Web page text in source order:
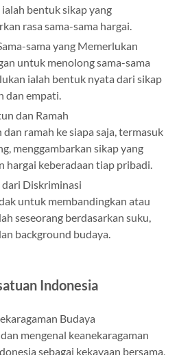
bentuk sikap yang
rasa sama-sama hargai.
sama yang Memerlukan
untuk menolong sama-sama
ialah bentuk nyata dari sikap
dan empati.
dan Ramah
dan ramah ke siapa saja, termasuk
menggambarkan sikap yang
hargai keberadaan tiap pribadi.
Diskriminasi
untuk membandingkan atau
seseorang berdasarkan suku,
background budaya.
Indonesia
Budaya
mengenal keanekaragaman
sebagai kekayaan bersama,